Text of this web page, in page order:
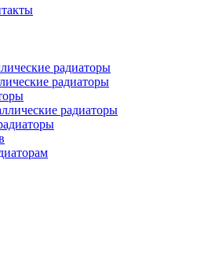
радиаторы
радиаторы
радиаторы